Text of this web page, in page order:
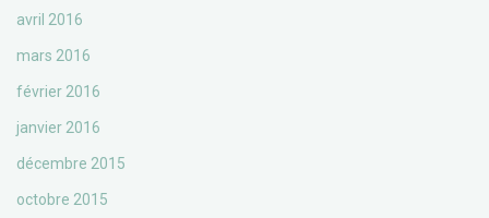
avril 2016
mars 2016
février 2016
janvier 2016
décembre 2015
octobre 2015